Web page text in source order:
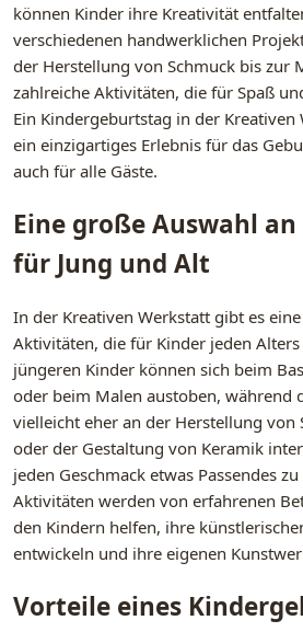
können Kinder ihre Kreativität
verschiedenen handwerklichen
der Herstellung von Schmuck bis zur
zahlreiche Aktivitäten, die für Spaß
Ein Kindergeburtstag in der
ein einzigartiges Erlebnis für das
auch für alle Gäste.
Eine große Auswahl
für Jung und Alt
In der Kreativen Werkstatt gibt es
Aktivitäten, die für Kinder jeden
jüngeren Kinder können sich beim
oder beim Malen austoben, während
vielleicht eher an der Herstellung von
oder der Gestaltung von Keramik
jeden Geschmack etwas Passendes
Aktivitäten werden von erfahrenen
den Kindern helfen, ihre
entwickeln und ihre eigenen
Vorteile eines